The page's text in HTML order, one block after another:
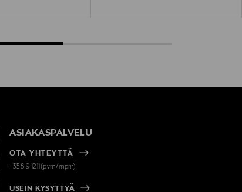
ASIAKASPALVELU
OTA YHTEYTTÄ
+358 9 1211(pvm/mpm)
USEIN KYSYTTYÄ